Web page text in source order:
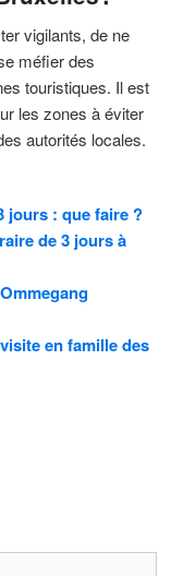
vigilants, de ne
méfier des
touristiques. Il est
les zones à éviter
autorités locales.
jours : que faire ?
de 3 jours à
en famille des